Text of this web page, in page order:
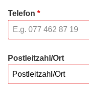
Telefon *
Postleitzahl/Ort
Postleitzahl/Ort